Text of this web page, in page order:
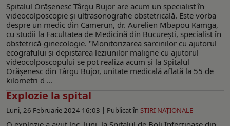
Spitalul Orășenesc Târgu Bujor are acum un specialist în
videocolposcopie și ultrasonografie obstetricală. Este vorba
despre un medic din Camerun, dr. Aurelien Mbapou Kamga,
cu studii la Facultatea de Medicină din București, specialist în
obstetrică-ginecologie. "Monitorizarea sarcinilor cu ajutorul
ecografului și depistarea leziunilor maligne cu ajutorul
videocolposcopului se pot realiza acum și la Spitalul
Orășenesc din Târgu Bujor, unitate medicală aflată la 55 de
kilometri d ...
Explozie la spital
Luni, 26 Februarie 2024 16:03 | Publicat în ŞTIRI NAŢIONALE